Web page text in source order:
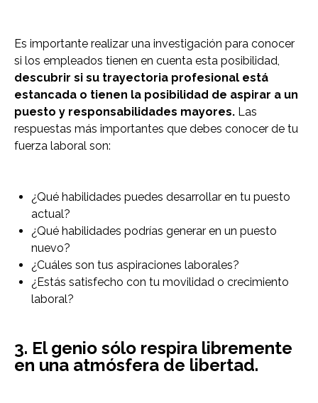
Es importante realizar una investigación para conocer
si los empleados tienen en cuenta esta posibilidad,
descubrir si su trayectoria profesional está
estancada o tienen la posibilidad de aspirar a un
puesto y responsabilidades mayores. Las
respuestas más importantes que debes conocer de tu
fuerza laboral son:
¿Qué habilidades puedes desarrollar en tu puesto
actual?
¿Qué habilidades podrías generar en un puesto
nuevo?
¿Cuáles son tus aspiraciones laborales?
¿Estás satisfecho con tu movilidad o crecimiento
laboral?
3. El genio sólo respira libremente
en una atmósfera de libertad.